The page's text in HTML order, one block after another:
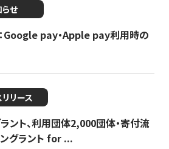
せ
：Google pay・Apple pay利用時の
リース
ント、利用団体2,000団体・寄付流
グラント for ...